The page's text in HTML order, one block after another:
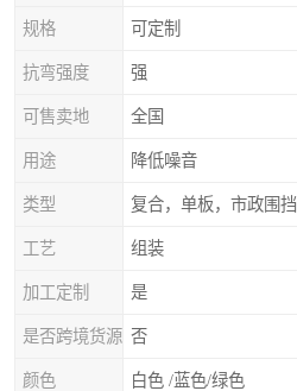
规格 可定制
抗弯强度 强
可售卖地 全国
用途 降低噪音
类型 复合，单板，市政围挡
工艺 组装
加工定制 是
是否跨境货源 否
颜色 白色 /蓝色/绿色